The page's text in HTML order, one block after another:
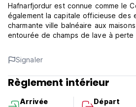
Hafnarfjordur est connue comme le
également la capitale officieuse des
charmante ville balnéaire aux
entourée de champs de lave à
une grande variété d'attractions et
notamment des randonnées en
champs de lave.
tranquille, Lava Hostel est l'endroit
Signaler
Règlement intérieur
Arrivée
Départ